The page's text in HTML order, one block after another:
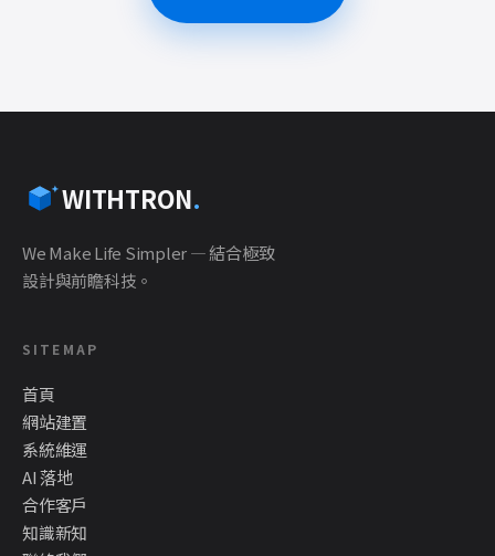
WITHTRON.
We Make Life Simpler — 結合極致
設計與前瞻科技。
SITEMAP
首頁
網站建置
系統維運
AI 落地
合作客戶
知識新知